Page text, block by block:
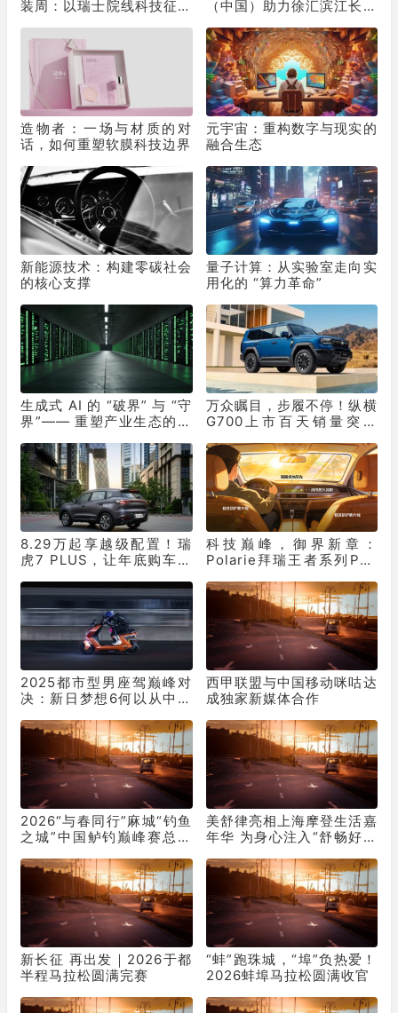
装周：以瑞士院线科技征服
挚荐
（中国）助力徐汇滨江长跑
造物者：一场与材质的对
话，如何重塑软膜科技边界
元宇宙：重构数字与现实的
融合生态
新能源技术：构建零碳社会
的核心支撑
量子计算：从实验室走向实
用化的 “算力革命”
生成式 AI 的 “破界” 与 “守
界”—— 重塑产业生态的双
万众瞩目，步履不停！纵横
G700上市百天销量突破
8.29万起享越级配置！瑞
虎7 PLUS，让年底购车再
科技巅峰，御界新章：
Polarie拜瑞王者系列P70
2025都市型男座驾巅峰对
决：新日梦想6何以从中突
西甲联盟与中国移动咪咕达
成独家新媒体合作
2026“与春同行”麻城“钓鱼
之城”中国鲈钓巅峰赛总决
美舒律亮相上海摩登生活嘉
年华 为身心注入“舒畅好循
新长征 再出发｜2026于都
半程马拉松圆满完赛
“蚌”跑珠城，“埠”负热爱！
2026蚌埠马拉松圆满收官